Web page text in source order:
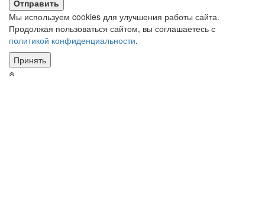
Мы используем cookies для улучшения работы сайта.
Продолжая пользоваться сайтом, вы соглашаетесь с
политикой конфиденциальности.
Принять